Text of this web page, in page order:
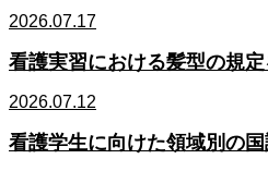
2026.07.17
看護実習における髪型の規
2026.07.12
看護学生に向けた領域別の